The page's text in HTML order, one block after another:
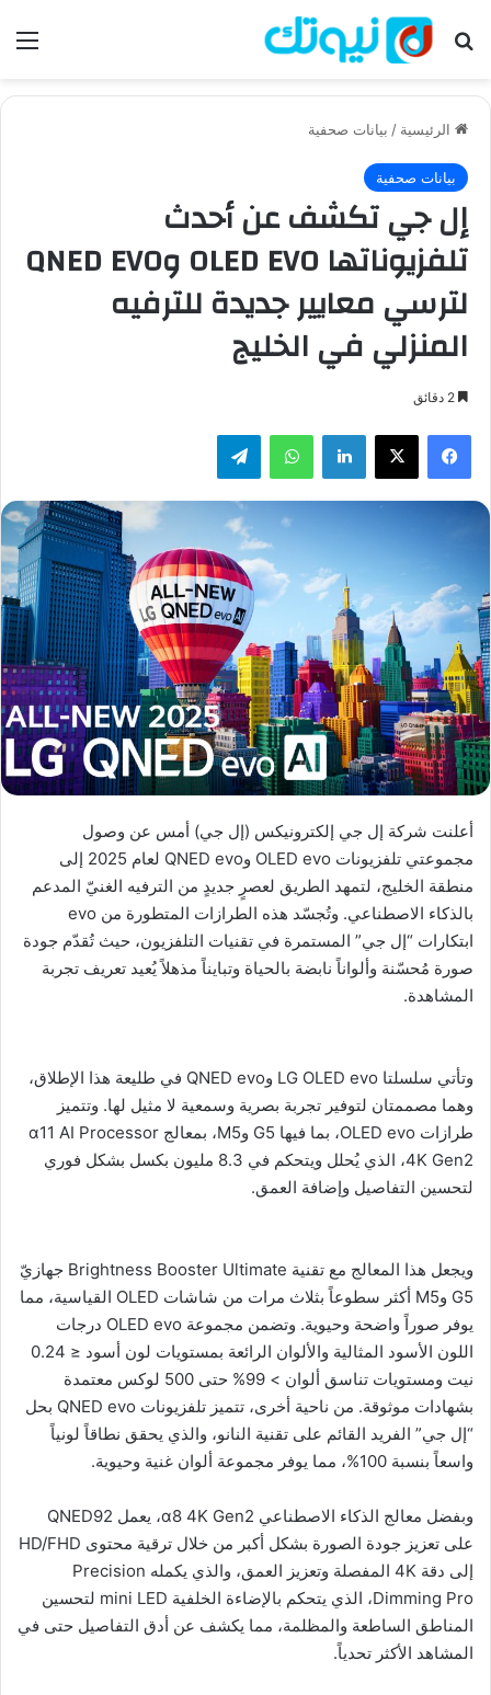
بحث عن
الرئيسية / بيانات صحفية
بيانات صحفية
إل جي تكشف عن أحدث
تلفزيوناتها OLED EVO وQNED EVO
لترسي معايير جديدة للترفيه
المنزلي في الخليج
فيسبوك ‫X لينكدإن واتساب تيلقرام
أعلنت شركة إل جي إلكترونيكس (إل جي) أمس عن وصول
مجموعتي تلفزيونات OLED evo وQNED evo لعام 2025 إلى
منطقة الخليج، لتمهد الطريق لعصرٍ جديدٍ من الترفيه الغنيّ المدعم
بالذكاء الاصطناعي. وتُجسّد هذه الطرازات المتطورة من evo
ابتكارات “إل جي” المستمرة في تقنيات التلفزيون، حيث تُقدّم جودة
صورة مُحسّنة وألواناً نابضة بالحياة وتبايناً مذهلاً يُعيد تعريف تجربة
المشاهدة.
وتأتي سلسلتا LG OLED evo وQNED evo في طليعة هذا الإطلاق،
وهما مصممتان لتوفير تجربة بصرية وسمعية لا مثيل لها. وتتميز
طرازات OLED evo، بما فيها G5 وM5، بمعالج α11 AI Processor
4K Gen2، الذي يُحلل ويتحكم في 8.3 مليون بكسل بشكل فوري
لتحسين التفاصيل وإضافة العمق.
ويجعل هذا المعالج مع تقنية Brightness Booster Ultimate جهازيّ
G5 وM5 أكثر سطوعاً بثلاث مرات من شاشات OLED القياسية، مما
يوفر صوراً واضحة وحيوية. وتضمن مجموعة OLED evo درجات
اللون الأسود المثالية والألوان الرائعة بمستويات لون أسود ≤ 0.24
نيت ومستويات تناسق ألوان > 99% حتى 500 لوكس معتمدة
بشهادات موثوقة. من ناحية أخرى، تتميز تلفزيونات QNED evo بحل
“إل جي” الفريد القائم على تقنية النانو، والذي يحقق نطاقاً لونياً
واسعاً بنسبة 100%، مما يوفر مجموعة ألوان غنية وحيوية.
وبفضل معالج الذكاء الاصطناعي α8 4K Gen2، يعمل QNED92
على تعزيز جودة الصورة بشكل أكبر من خلال ترقية محتوى HD/FHD
إلى دقة 4K المفصلة وتعزيز العمق، والذي يكمله Precision
Dimming Pro، الذي يتحكم بالإضاءة الخلفية mini LED لتحسين
المناطق الساطعة والمظلمة، مما يكشف عن أدق التفاصيل حتى في
المشاهد الأكثر تحدياً.